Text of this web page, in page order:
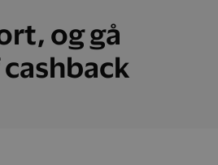
og gå